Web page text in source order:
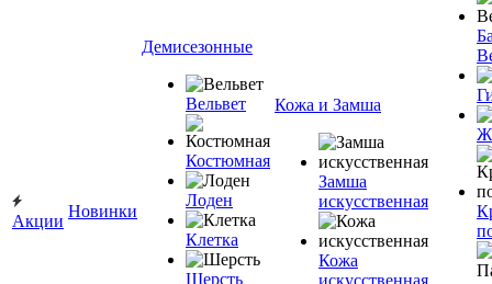
Акции
Новинки
Демисезонные
Вельвет
Костюмная
Лоден
Клетка
Шерсть
Кожа и Замша
Замша
искусственная
Кожа
искусственная